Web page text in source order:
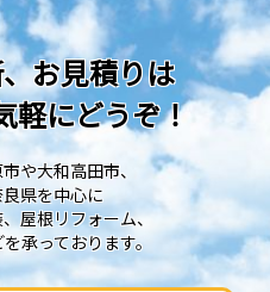
お見積りは
軽にどうぞ！
や大和高田市、
県を中心に
屋根リフォーム、
承っております。